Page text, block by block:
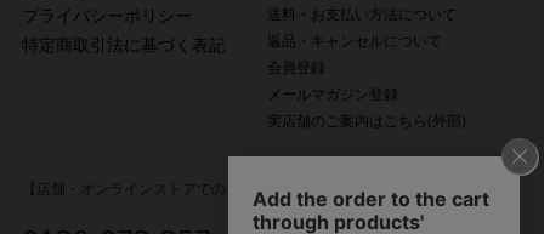
プライバシーポリシー
特定商取引法に基づく表記
送料・お支払い方法について
返品・キャンセルについて
会員登録
メールマガジン登録
実店舗のご案内はこちら(外部)
【店舗・オンラインストアでのご購入に関するお問い合わせ】